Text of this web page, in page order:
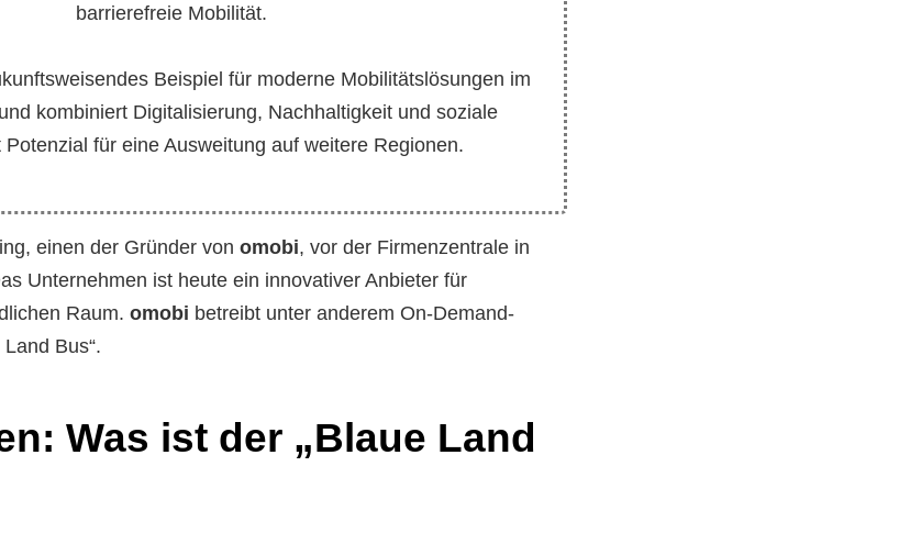
barrierefreie Mobilität.
Beispiel für moderne Mobilitätslösungen im
kombiniert Digitalisierung, Nachhaltigkeit und soziale
Potenzial für eine Ausweitung auf weitere Regionen.
einen der Gründer von omobi, vor der Firmenzentrale in
Unternehmen ist heute ein innovativer Anbieter für
Raum. omobi betreibt unter anderem On-Demand-
Bus“.
Was ist der „Blaue Land